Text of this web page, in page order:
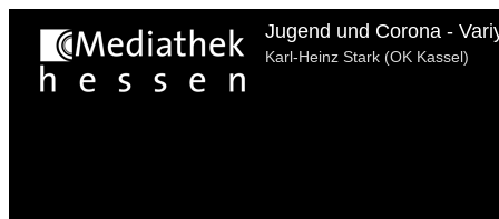
Jugend und Corona -
Karl-Heinz Stark (OK Kassel)